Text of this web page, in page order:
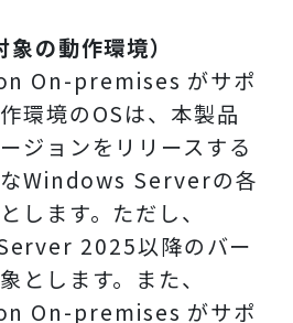
の動作環境）
On-premises がサポ
環境のOSは、本製品
ジョンをリリースする
Windows Serverの各
します。ただし、
2025以降のバー
とします。また、
On-premises がサポ